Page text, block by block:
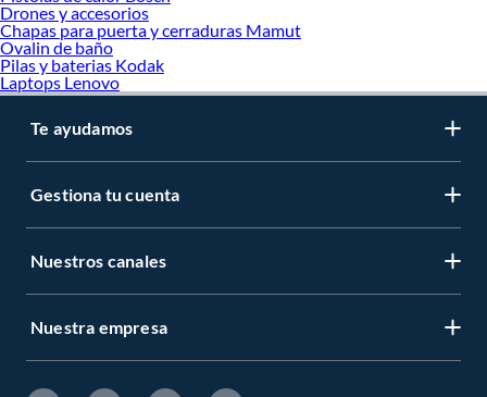
Drones y accesorios
Chapas para puerta y cerraduras Mamut
Ovalin de baño
Pilas y baterias Kodak
Laptops Lenovo
Te ayudamos
Gestiona tu cuenta
Nuestros canales
Nuestra empresa